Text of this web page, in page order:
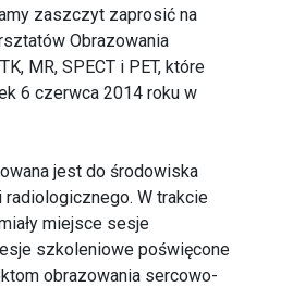
zaszczyt zaprosić na
Obrazowania
MR, SPECT i PET, które
6 czerwca 2014 roku w
jest do środowiska
W trakcie
miejsce sesje
szkoleniowe poświęcone
obrazowania sercowo-